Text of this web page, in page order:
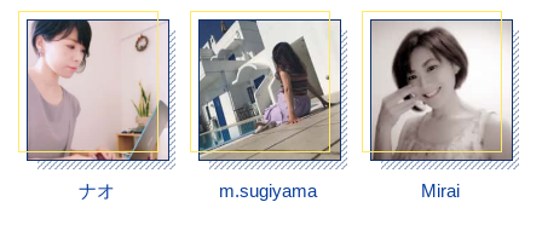
ナオ m.sugiyama Mirai